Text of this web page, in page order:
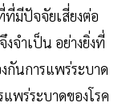
ที่มีปัจจัยเสี่ยงต่อ
จําเป็น อย่างยิ่งที่
กันการแพร่ระบาด
พร่ระบาดของโรค